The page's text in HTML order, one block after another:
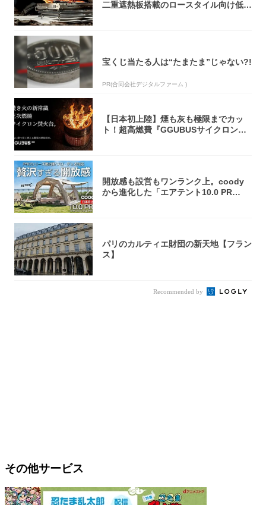
二重遮熱板搭載のロースタイル向け低型
宝くじ当たる人は“たまたま”じゃない?!
PR(合同会社デジタルファーム )
【日本初上陸】煙も灰も極限までカッ
ト！超高燃費『GGUBUSサイクロン焚
開放感も設営もワンランク上。coody
から進化した「エアテント10.0 PR
パリのカルティエ財団の新天地【フラン
ス】
Recommended by
その他サービス